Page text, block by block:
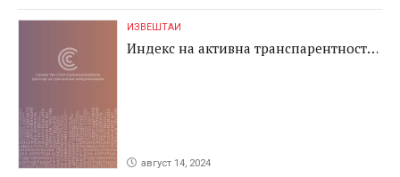
ИЗВЕШТАИ
Индекс на активна транспарентност
август 14, 2024